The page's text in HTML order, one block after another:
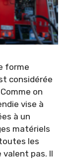
forme
considérée
on
vise à
à un
matériels
les
valent pas. Il